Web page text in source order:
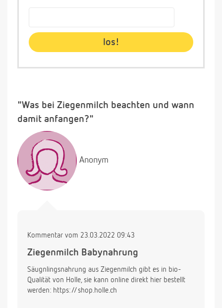
"Was bei Ziegenmilch beachten und wann
damit anfangen?"
Anonym
Kommentar vom 23.03.2022 09:43
Ziegenmilch Babynahrung
Säugnlingsnahrung aus Ziegenmilch gibt es in bio-
Qualität von Holle, sie kann online direkt hier bestellt
werden: https://shop.holle.ch